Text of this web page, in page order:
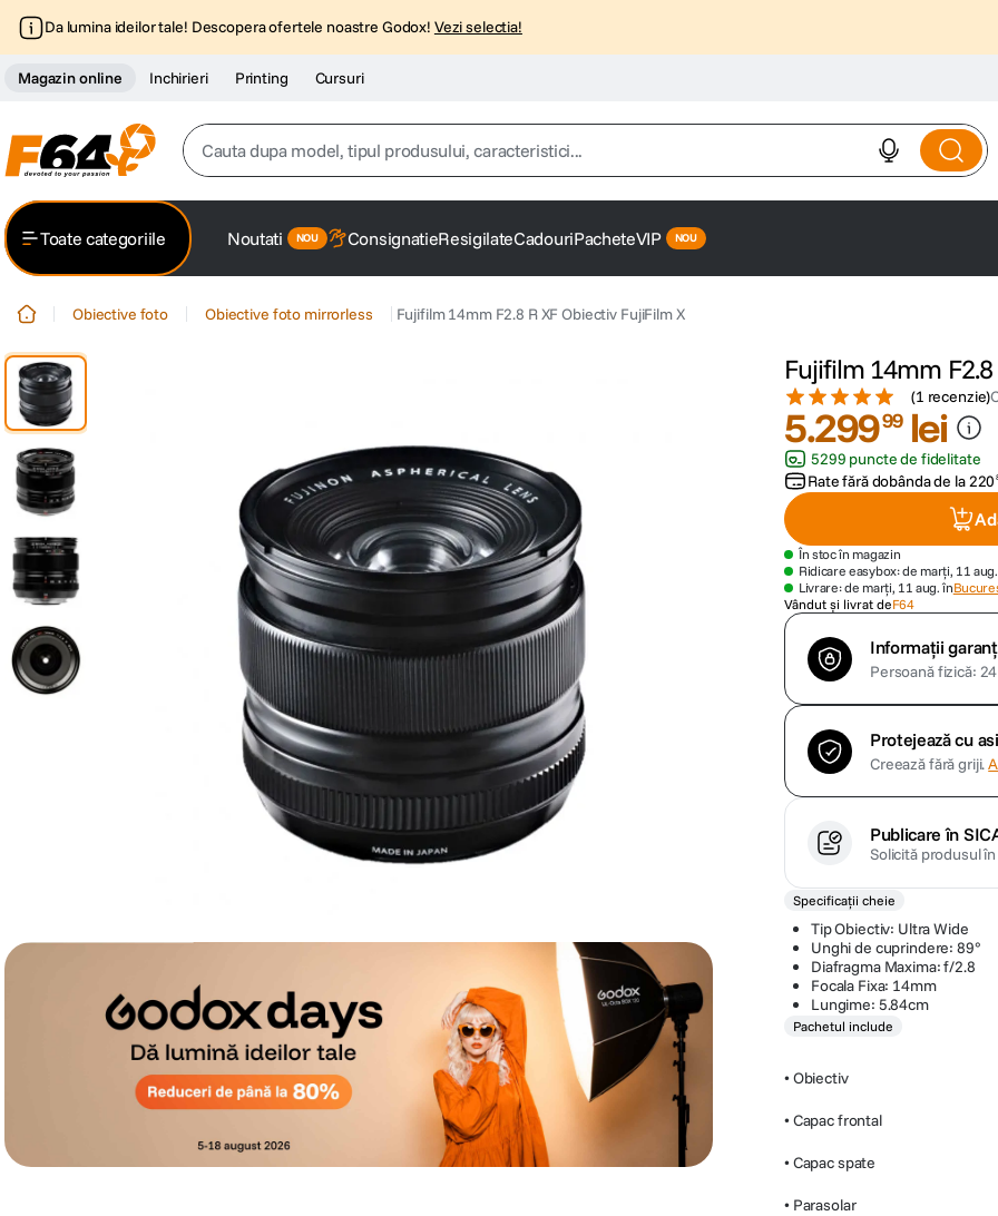
Da lumina ideilor tale! Descopera ofertele noastre Godox! Vezi selectia!
Magazin online Inchirieri Printing Cursuri
Cauta dupa model, tipul produsului, caracteristici...
2. trepied
canon sx740 hs
. lavaliera
7. sony fx
card memorie
dji mic mini
10. dji osmo
Toate categoriile Noutati ConsignatieResigilateCadouriPacheteVIP
Obiective foto Obiective foto mirrorless Fujifilm 14mm F2.8 R XF Obiectiv FujiFilm X
Fujifilm 14mm
(1 recenzie)
5.29999 lei
5299 puncte de fidelitate
Rate fără dobânda de la220
În stoc în magazin
Ridicare easybox: de marți, 11 aug.
Livrare: de marți, 11 aug. în
Vândut și livrat deF64
Informații
Persoană fizică:
Protejează cu
Creează fără griji.
Publicare în
Solicită produsul
Specificații cheie
Tip Obiectiv: Ultra Wide
Unghi de cuprindere: 89°
Diafragma Maxima: f/2.8
Focala Fixa: 14mm
Lungime: 5.84cm
Pachetul include
• Obiectiv
• Capac frontal
• Capac spate
• Parasolar